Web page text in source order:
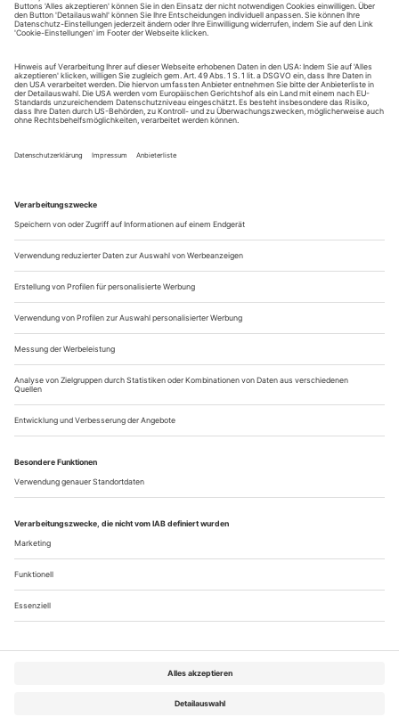
zusammen mit ihrem Ehepartner Matthias Zinser die Yen
Han Ballet Productions GmbH gegründet: eine unabhängige
Ballettkompanie, die neue klassische Choreografien aufführt
und gleichzeitig als Produktionsfirma firmiert, die
Künstlerinnen und Künstler aus der...
Christopher Roman über Forsythe
Und bevor jetzt gleich wieder die üblichen Schlagworte wie
«Guru» und «Jünger» fallen: Ich habe daran meinen aktiven
Anteil.
Genau deshalb hat meine Beziehung zu Bill bis heute
gehalten, und sie festigt sich mit jedem Jahr. Bill hat immer
auf echter Zusammenarbeit bestanden und meine ganz
persönlichen...
Bremen: Samir Akika «Bravehearts»
Kiri Haardt war in den 1990ern eine der wichtigsten
Protagonistinnen des Bremer Theaters unter Susanne Linke
und Urs Dietrich. Die mittlerweile 53-Jährige tanzt immer
noch, außerdem lehrt sie an der Hochschule der Künste in
Bern. Haardts Tochter Geraldine Rummel ist 18, bereitet sich
auf das Abitur vor und engagiert sich bei der Jugendsparte
«Junge Akteur*innen»...
Über uns Kontakt Kritikerumfrage Newsletter